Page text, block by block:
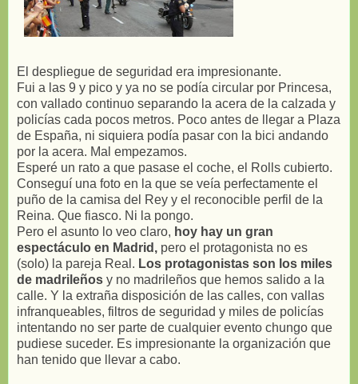
El despliegue de seguridad era impresionante.
Fui a las 9 y pico y ya no se podía circular por Princesa,
con vallado continuo separando la acera de la calzada y
policías cada pocos metros. Poco antes de llegar a Plaza
de España, ni siquiera podía pasar con la bici andando
por la acera. Mal empezamos.
Esperé un rato a que pasase el coche, el Rolls cubierto.
Conseguí una foto en la que se veía perfectamente el
puño de la camisa del Rey y el reconocible perfil de la
Reina. Que fiasco. Ni la pongo.
Pero el asunto lo veo claro, hoy hay un gran
espectáculo en Madrid, pero el protagonista no es
(solo) la pareja Real. Los protagonistas son los miles
de madrileños y no madrileños que hemos salido a la
calle. Y la extraña disposición de las calles, con vallas
infranqueables, filtros de seguridad y miles de policías
intentando no ser parte de cualquier evento chungo que
pudiese suceder. Es impresionante la organización que
han tenido que llevar a cabo.